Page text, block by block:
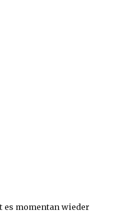
momentan wieder